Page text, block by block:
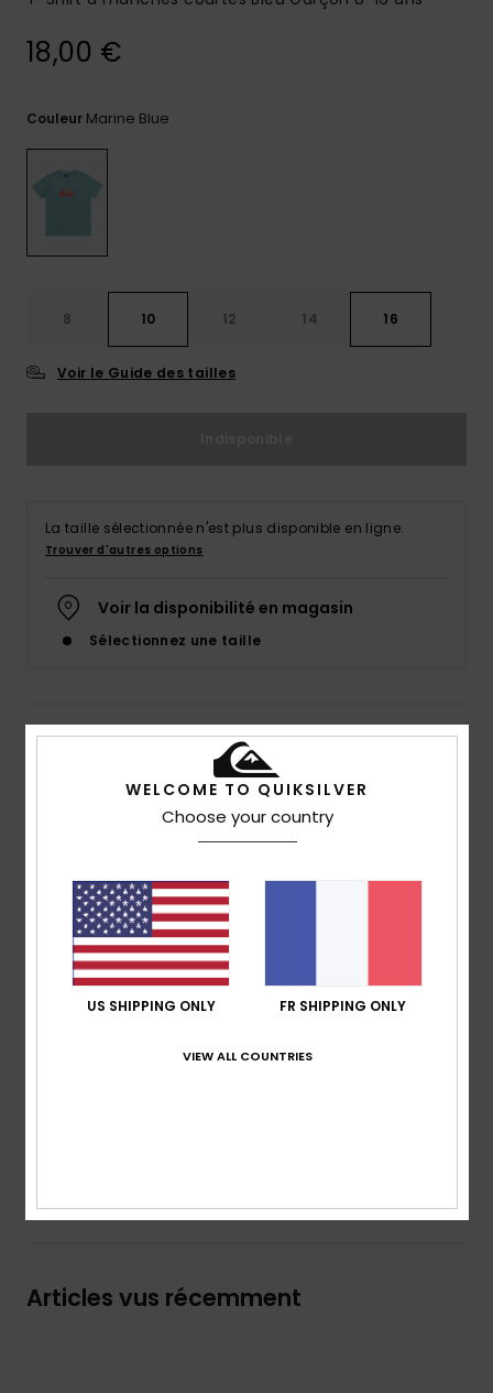
Trouvez
de
Consulter
la FAQ
18,00 €
Couleur Marine Blue
8 10 12 14 16
Voir le Guide des tailles
La taille sélectionnée n'est plus disponible en ligne.
Trouver d'autres options
Voir la disponibilité en magasin
Sélectionnez une taille
Details & caractéristiques
T-Shirt à manches courtes Bleu Garçon 8-16 ans
EQBZT04711 Code couleurbha0
Caractéristiques
Matière :jersey de coton [160 g/m²]
Coupe :coupe regular
Col :col rond
Logotage :Logo Quiksilver imprimé sur la poitrine
Livraison & Retours
Articles vus récemment
WELCOME TO QUIKSILVER
Choose your country
US SHIPPING ONLY FR SHIPPING ONLY
VIEW ALL COUNTRIES